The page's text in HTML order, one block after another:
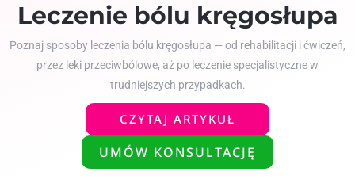
Leczenie bólu kręgosłupa
Poznaj sposoby leczenia bólu kręgosłupa — od rehabilitacji i ćwiczeń,
przez leki przeciwbólowe, aż po leczenie specjalistyczne w
trudniejszych przypadkach.
CZYTAJ ARTYKUŁ
UMÓW KONSULTACJĘ